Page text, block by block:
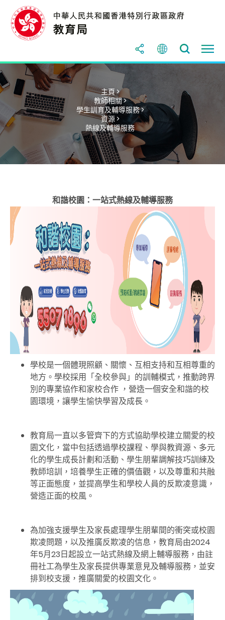
主頁 >
教師相關 >
學生訓育及輔導服務 >
資源 >
熱線及輔導服務
和諧校園：一站式熱線及輔導服務
學校是一個體現照顧、關懷、互相支持和互相尊重的
地方。學校採用「全校參與」的訓輔模式，推動跨界
別的專業協作和家校合作 ，營造一個安全和諧的校
園環境，讓學生愉快學習及成長。
教育局一直以多管齊下的方式協助學校建立關愛的校
園文化，當中包括透過學校課程、學與教資源、多元
化的學生成長計劃和活動、學生朋輩調解技巧訓練及
教師培訓，培養學生正確的價值觀，以及尊重和共融
等正面態度，並提高學生和學校人員的反欺凌意識，
營造正面的校風。
為加強支援學生及家長處理學生朋輩間的衝突或校園
欺凌問題，以及推廣反欺凌的信息，教育局由2024
年5月23日起設立一站式熱線及網上輔導服務，由註
冊社工為學生及家長提供專業意見及輔導服務，並安
排到校支援，推廣關愛的校園文化。